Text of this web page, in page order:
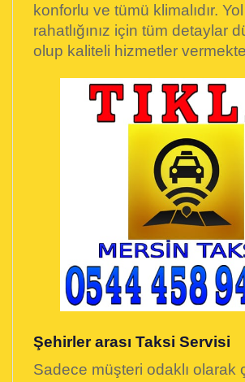
konforlu ve tümü klimalıdır.
rahatlığınız için tüm detaylar
olup kaliteli hizmetler
Şehirler arası Taksi Servisi
Sadece müşteri odaklı olarak